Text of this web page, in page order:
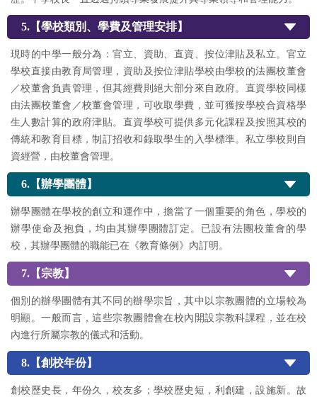
5.【學校類別、學費及管理安排】
現時的中學一般分為：官立、資助、直資、按位津貼及私立。官立
學校直接由教育局管理，資助及按位津貼學校由學校的法團校董會
／校董會負責管理，但其經費則絕大部分來自政府。直資學校同樣
由法團校董會／校董會管理，可收取學費，並可獲按學校合資格學
生人數計算的政府津貼。直資學校可提供多元化課程及按照其校的
傳統和教育目標，制訂招收和錄取學生的入學標準。私立學校則自
資經營，由校董會管理。
6.【辦學團體】
辦學團體在學校的創立和運作中，擔當了一個重要的角色，學校的
辦學使命及抱負，均由其辦學團體訂定。已設有法團校董會的學
校，其辦學團體的職能已在《教育條例》內訂明。
7.【宗教】
個別的辦學團體有其不同的辦學宗旨，其中以宗教團體的立場較為
明顯。一般而言，這些宗教團體會在校內開設宗教科課程，並在校
內進行所屬宗教的儀式和活動。
8.【創校年份】
創校歷史長，年份久，校友多；學校歷史短，利創建，設施新。故